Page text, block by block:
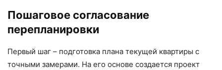
Пошаговое согласование
перепланировки
Первый шаг – подготовка плана текущей квартиры с
точными замерами. На его основе создается проект